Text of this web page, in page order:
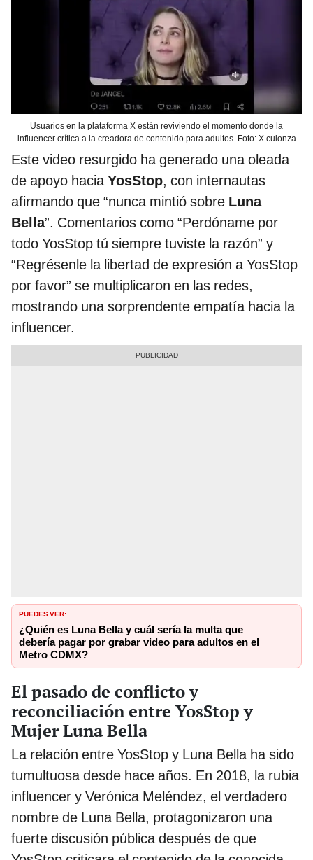
Usuarios en la plataforma X están reviviendo el momento donde la
influencer crítica a la creadora de contenido para adultos. Foto: X culonza
Este video resurgido ha generado una oleada
de apoyo hacia YosStop, con internautas
afirmando que “nunca mintió sobre Luna
Bella”. Comentarios como “Perdóname por
todo YosStop tú siempre tuviste la razón” y
“Regrésenle la libertad de expresión a YosStop
por favor” se multiplicaron en las redes,
mostrando una sorprendente empatía hacia la
influencer.
PUEDES VER:
¿Quién es Luna Bella y cuál sería la multa que
debería pagar por grabar video para adultos en el
Metro CDMX?
El pasado de conflicto y
reconciliación entre YosStop y
Mujer Luna Bella
La relación entre YosStop y Luna Bella ha sido
tumultuosa desde hace años. En 2018, la rubia
influencer y Verónica Meléndez, el verdadero
nombre de Luna Bella, protagonizaron una
fuerte discusión pública después de que